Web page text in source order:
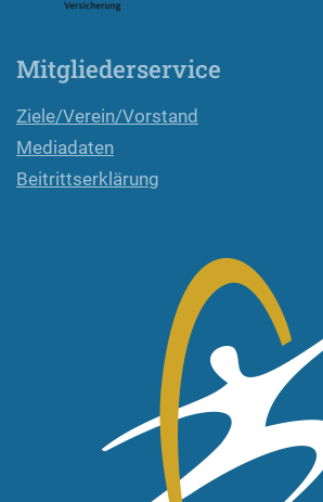
Mitgliederservice
Ziele/Verein/Vorstand
Mediadaten
Beitrittserklärung